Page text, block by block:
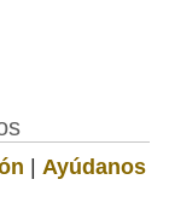
| Ayúdanos